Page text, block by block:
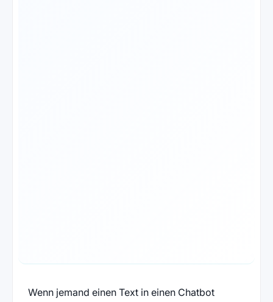
Wenn jemand einen Text in einen Chatbot